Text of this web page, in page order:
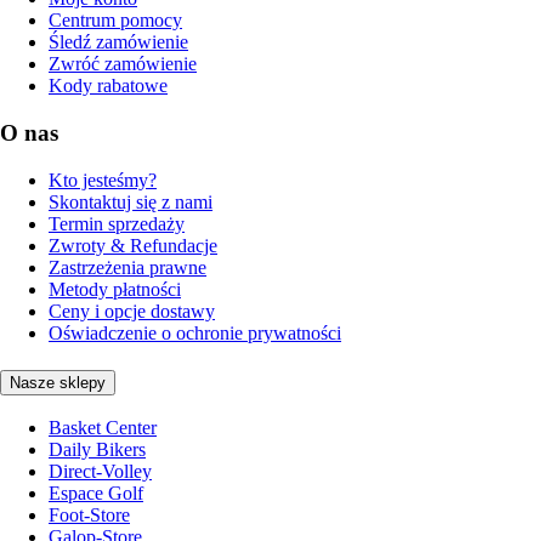
Centrum pomocy
Śledź zamówienie
Zwróć zamówienie
Kody rabatowe
O nas
Kto jesteśmy?
Skontaktuj się z nami
Termin sprzedaży
Zwroty & Refundacje
Zastrzeżenia prawne
Metody płatności
Ceny i opcje dostawy
Oświadczenie o ochronie prywatności
Nasze sklepy
Basket Center
Daily Bikers
Direct-Volley
Espace Golf
Foot-Store